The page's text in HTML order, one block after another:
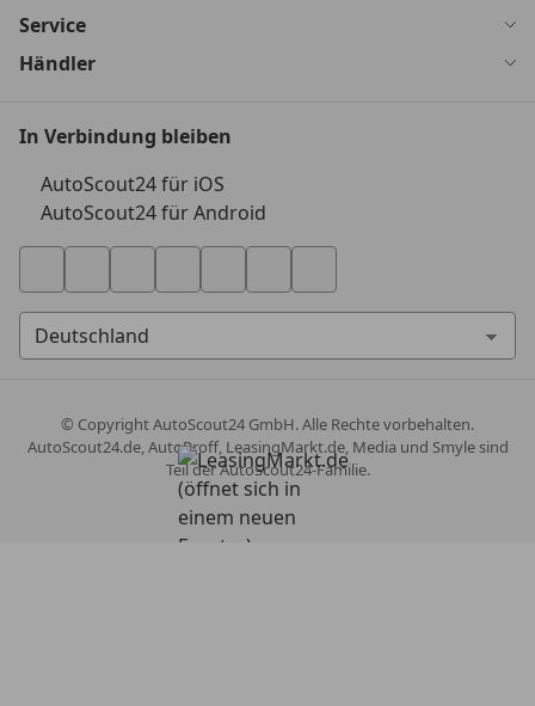
Service
Händler
In Verbindung bleiben
AutoScout24 für iOS
AutoScout24 für Android
© CopyrightAutoScout24 GmbH. Alle Rechte vorbehalten.
AutoScout24.de, AutoProff, LeasingMarkt.de, Media und Smyle sind
Teil der AutoScout24-Familie.